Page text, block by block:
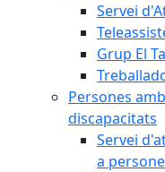
Servei
Grup El
Persones
discapacitats
Servei
a